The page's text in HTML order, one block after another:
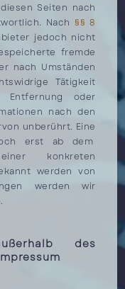
Seiten nach
Nach §§ 8
jedoch nicht
fremde
nach Umständen
Tätigkeit
Entfernung oder
nach den
unberührt. Eine
erst ab dem
konkreten
werden von
werden wir
des